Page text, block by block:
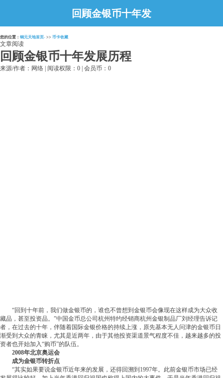
回顾金银币十年发
展历程
您的位置： 铜元天地首页- >> 币卡收藏
文章阅读
回顾金银币十年发展历程
来源/作者：网络 | 阅读权限：0 | 会员币：0
“回到十年前，我们做金银币的，谁也不曾想到金银币会像现在这样成为大众收
藏品，甚至投资品。”中国金币总公司杭州特约经销商杭州金银制品厂刘经理告诉记
者，在过去的十年，伴随着国际金银价格的持续上涨，原先基本无人问津的金银币日
渐受到大众的青睐，尤其是近两年，由于其他投资渠道景气程度不佳，越来越多的投
资者也开始加入“购币”的队伍。
2008年北京奥运会
成为金银币转折点
“其实如果要说金银币近年来的发展，还得回溯到1997年。此前金银币市场已经